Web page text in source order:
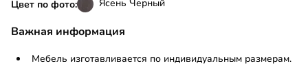
Цвет по фото: Ясень Черный
Важная информация
Мебель изготавливается по индивидуальным размерам.